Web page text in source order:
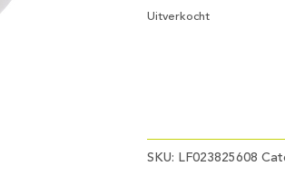
Uitverkocht
SKU: LF023825608